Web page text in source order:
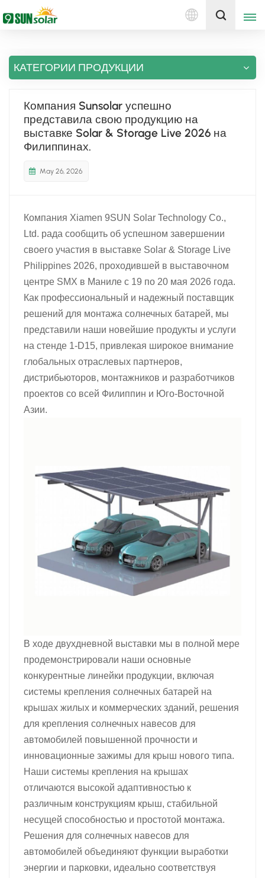
Русский
English
русский
Nederlands
العربية
日本語
한국의
Получить цену
КАТЕГОРИИ ПРОДУКЦИИ
Компания Sunsolar успешно
представила свою продукцию на
выставке Solar & Storage Live 2026 на
Филиппинах.
May 26, 2026
Компания Xiamen 9SUN Solar Technology Co.,
Ltd. рада сообщить об успешном завершении
своего участия в выставке Solar & Storage Live
Philippines 2026, проходившей в выставочном
центре SMX в Маниле с 19 по 20 мая 2026 года.
Как профессиональный и надежный поставщик
решений для монтажа солнечных батарей, мы
представили наши новейшие продукты и услуги
на стенде 1-D15, привлекая широкое внимание
глобальных отраслевых партнеров,
дистрибьюторов, монтажников и разработчиков
проектов со всей Филиппин и Юго-Восточной
Азии.
В ходе двухдневной выставки мы в полной мере
продемонстрировали наши основные
конкурентные линейки продукции, включая
системы крепления солнечных батарей на
крышах жилых и коммерческих зданий, решения
для крепления солнечных навесов для
автомобилей повышенной прочности и
инновационные зажимы для крыш нового типа.
Наши системы крепления на крышах
отличаются высокой адаптивностью к
различным конструкциям крыш, стабильной
несущей способностью и простотой монтажа.
Решения для солнечных навесов для
автомобилей объединяют функции выработки
энергии и парковки, идеально соответствуя